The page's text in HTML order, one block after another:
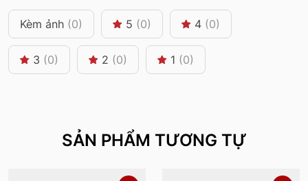
Kèm ảnh (0) 5 (0) 4 (0)
3 (0) 2 (0) 1 (0)
SẢN PHẨM TƯƠNG TỰ